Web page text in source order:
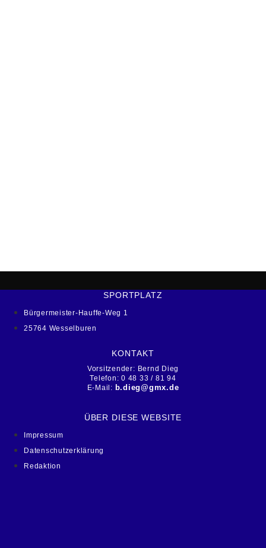
SPORTPLATZ
Bürgermeister-Hauffe-Weg 1
25764 Wesselburen
KONTAKT
Vorsitzender: Bernd Dieg
Telefon: 0 48 33 / 81 94
E-Mail: b.dieg@gmx.de
ÜBER DIESE WEBSITE
Impressum
Datenschutzerklärung
Redaktion